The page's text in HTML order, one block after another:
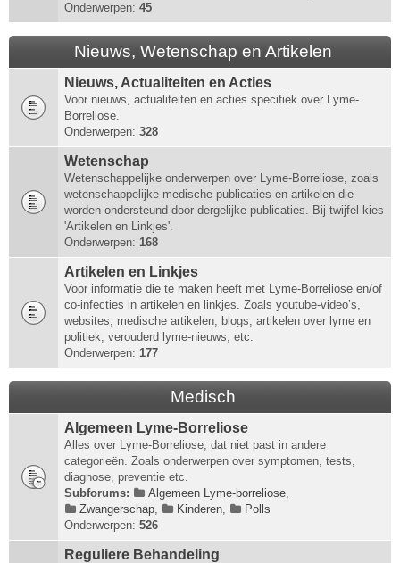
Onderwerpen: 45
Nieuws, Wetenschap en Artikelen
Nieuws, Actualiteiten en Acties
Voor nieuws, actualiteiten en acties specifiek over Lyme-
Borreliose.
Onderwerpen: 328
Wetenschap
Wetenschappelijke onderwerpen over Lyme-Borreliose, zoals
wetenschappelijke medische publicaties en artikelen die
worden ondersteund door dergelijke publicaties. Bij twijfel kies
'Artikelen en Linkjes'.
Onderwerpen: 168
Artikelen en Linkjes
Voor informatie die te maken heeft met Lyme-Borreliose en/of
co-infecties in artikelen en linkjes. Zoals youtube-video’s,
websites, medische artikelen, blogs, artikelen over lyme en
politiek, verouderd lyme-nieuws, etc.
Onderwerpen: 177
Medisch
Algemeen Lyme-Borreliose
Alles over Lyme-Borreliose, dat niet past in andere
categorieën. Zoals onderwerpen over symptomen, tests,
diagnose, preventie etc.
Subforums:
Algemeen Lyme-borreliose,
Zwangerschap, Kinderen,
Polls
Onderwerpen: 526
Reguliere Behandeling